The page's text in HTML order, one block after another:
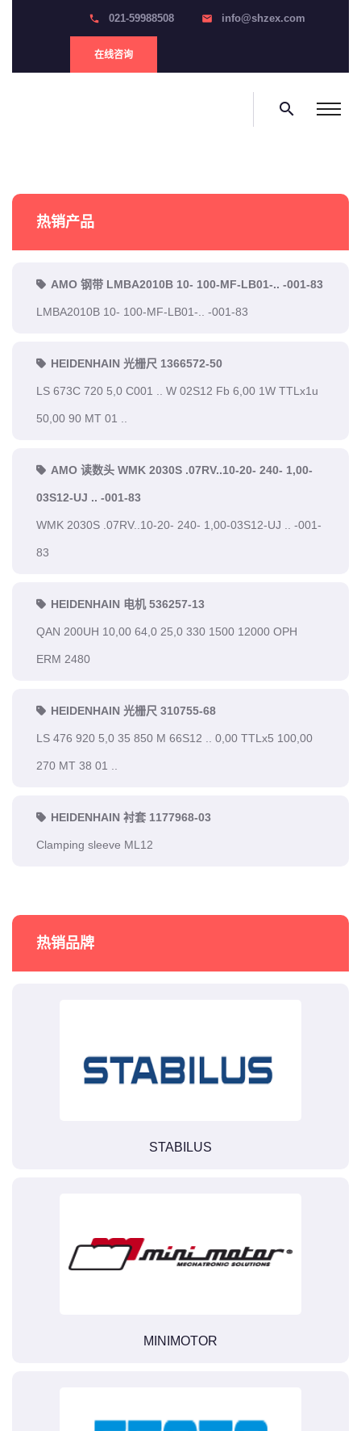
phone 021-59988508 email info@shzex.com
在线咨询
search
热销产品
AMO 钢带 LMBA2010B 10- 100-MF-LB01-.. -001-83
LMBA2010B 10- 100-MF-LB01-.. -001-83
HEIDENHAIN 光栅尺 1366572-50
LS 673C 720 5,0 C001 .. W 02S12 Fb 6,00 1W TTLx1u
50,00 90 MT 01 ..
AMO 读数头 WMK 2030S .07RV..10-20- 240- 1,00-
03S12-UJ .. -001-83
WMK 2030S .07RV..10-20- 240- 1,00-03S12-UJ .. -001-
83
HEIDENHAIN 电机 536257-13
QAN 200UH 10,00 64,0 25,0 330 1500 12000 OPH
ERM 2480
HEIDENHAIN 光栅尺 310755-68
LS 476 920 5,0 35 850 M 66S12 .. 0,00 TTLx5 100,00
270 MT 38 01 ..
HEIDENHAIN 衬套 1177968-03
Clamping sleeve ML12
热销品牌
STABILUS
MINIMOTOR